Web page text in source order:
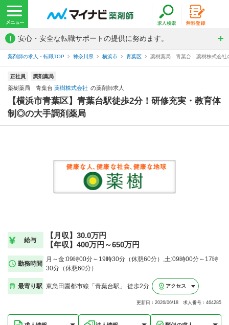
! 安心・安全な転職サポートの提供に努めます。
薬剤師の求人・転職TOP 神奈川県 横浜市 青葉区 薬樹薬局 青葉台 薬樹株式会社
正社員 調剤薬局
薬樹薬局 青葉台 薬樹株式会社 の薬剤師求人
【横浜市青葉区】青葉台駅徒歩2分！研修充実・教育体
制◎の大手調剤薬局
給与
【月収】30.0万円
【年収】400万円～650万円
勤務時間
月～金:09時00分～19時30分（休憩60分）,土:09時00分～17時
30分（休憩60分）
最寄り駅 東急田園都市線「青葉台駅」 徒歩2分 アクセス
更新日：2026/06/18 求人番号：464285